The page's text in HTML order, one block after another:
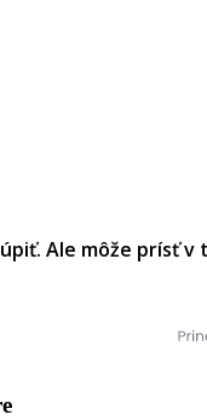
Ale môže prísť